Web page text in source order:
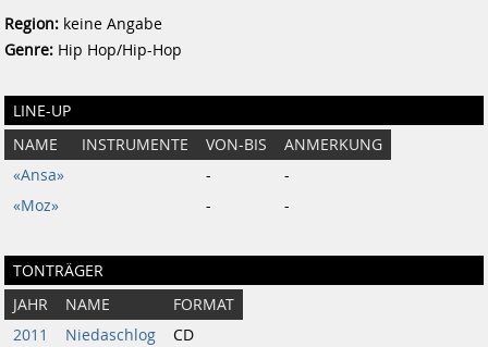
Region: keine Angabe
Genre: Hip Hop/Hip-Hop
LINE-UP
NAME INSTRUMENTE VON-BIS
ANMERKUNG
«Ansa»
-
-
«Moz»
- -
TONTRÄGER
JAHR NAME
FORMAT
2011
Niedaschlog
CD